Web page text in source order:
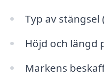
Typ av
Höjd och längd
Markens